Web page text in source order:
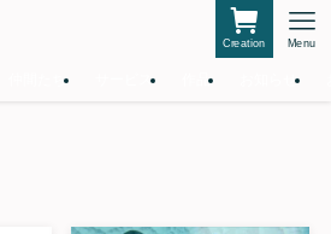
Creation Menu
仲間たち サービス 作品 お知らせ